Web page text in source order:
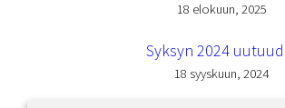
18 elokuun, 2025
Syksyn 2024
18 syyskuun, 2024